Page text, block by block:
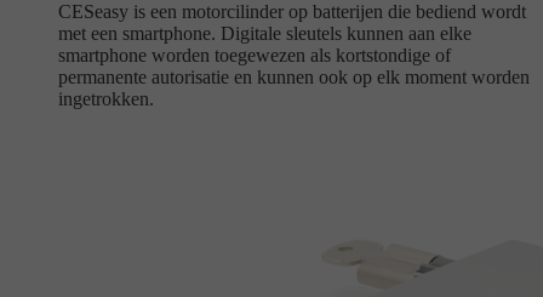
CESeasy is een motorcilinder op batterijen die bediend wordt
met een smartphone. Digitale sleutels kunnen aan elke
smartphone worden toegewezen als kortstondige of
permanente autorisatie en kunnen ook op elk moment worden
ingetrokken.